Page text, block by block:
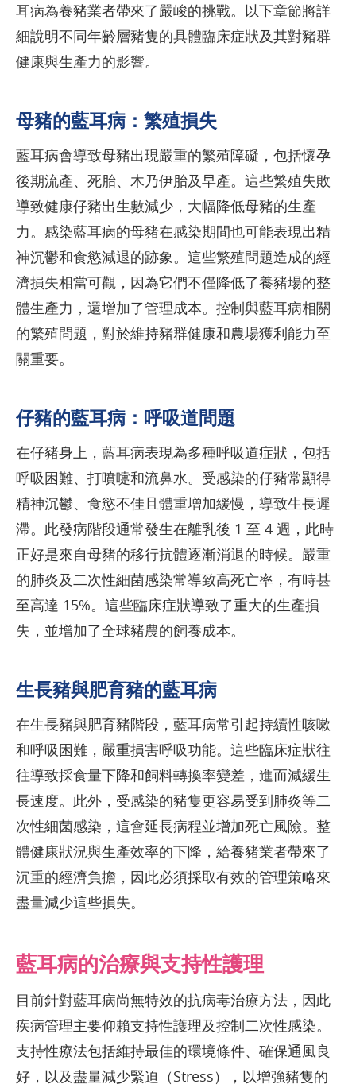
耳病為養豬業者帶來了嚴峻的挑戰。以下章節將詳
細說明不同年齡層豬隻的具體臨床症狀及其對豬群
健康與生產力的影響。
母豬的藍耳病：繁殖損失
藍耳病會導致母豬出現嚴重的繁殖障礙，包括懷孕
後期流產、死胎、木乃伊胎及早產。這些繁殖失敗
導致健康仔豬出生數減少，大幅降低母豬的生產
力。感染藍耳病的母豬在感染期間也可能表現出精
神沉鬱和食慾減退的跡象。這些繁殖問題造成的經
濟損失相當可觀，因為它們不僅降低了養豬場的整
體生產力，還增加了管理成本。控制與藍耳病相關
的繁殖問題，對於維持豬群健康和農場獲利能力至
關重要。
仔豬的藍耳病：呼吸道問題
在仔豬身上，藍耳病表現為多種呼吸道症狀，包括
呼吸困難、打噴嚏和流鼻水。受感染的仔豬常顯得
精神沉鬱、食慾不佳且體重增加緩慢，導致生長遲
滯。此發病階段通常發生在離乳後 1 至 4 週，此時
正好是來自母豬的移行抗體逐漸消退的時候。嚴重
的肺炎及二次性細菌感染常導致高死亡率，有時甚
至高達 15%。這些臨床症狀導致了重大的生產損
失，並增加了全球豬農的飼養成本。
生長豬與肥育豬的藍耳病
在生長豬與肥育豬階段，藍耳病常引起持續性咳嗽
和呼吸困難，嚴重損害呼吸功能。這些臨床症狀往
往導致採食量下降和飼料轉換率變差，進而減緩生
長速度。此外，受感染的豬隻更容易受到肺炎等二
次性細菌感染，這會延長病程並增加死亡風險。整
體健康狀況與生產效率的下降，給養豬業者帶來了
沉重的經濟負擔，因此必須採取有效的管理策略來
盡量減少這些損失。
藍耳病的治療與支持性護理
目前針對藍耳病尚無特效的抗病毒治療方法，因此
疾病管理主要仰賴支持性護理及控制二次性感染。
支持性療法包括維持最佳的環境條件、確保通風良
好，以及盡量減少緊迫（Stress），以增強豬隻的